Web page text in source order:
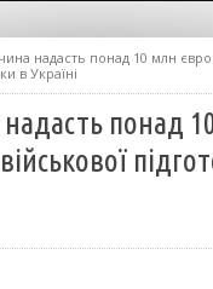
надасть понад 10 млн
в Україні
понад